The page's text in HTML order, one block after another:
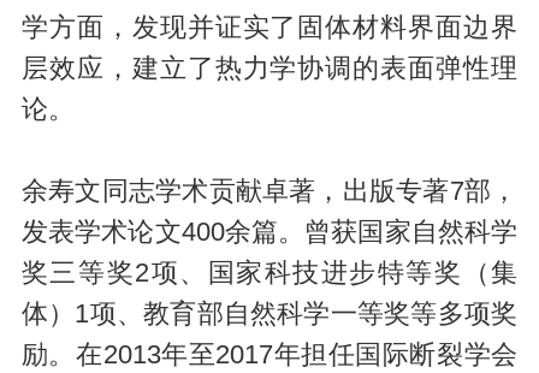
学方面，发现并证实了固体材料界面边界
层效应，建立了热力学协调的表面弹性理
论。
余寿文同志学术贡献卓著，出版专著7部，
发表学术论文400余篇。曾获国家自然科学
奖三等奖2项、国家科技进步特等奖（集
体）1项、教育部自然科学一等奖等多项奖
励。在2013年至2017年担任国际断裂学会